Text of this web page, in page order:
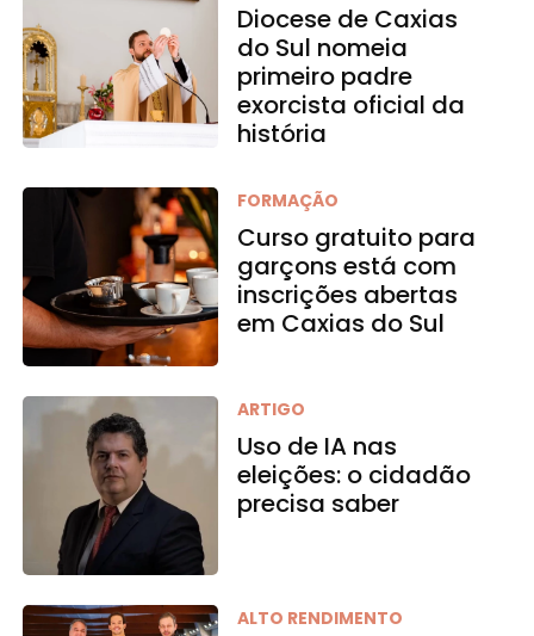
Diocese de Caxias
do Sul nomeia
primeiro padre
exorcista oficial da
história
FORMAÇÃO
Curso gratuito para
garçons está com
inscrições abertas
em Caxias do Sul
ARTIGO
Uso de IA nas
eleições: o cidadão
precisa saber
ALTO RENDIMENTO